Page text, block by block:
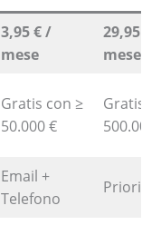
3,95 € /
mese
29,95 €
mese
Gratis con ≥
50.000 €
Gratis
500.000
Email +
Telefono